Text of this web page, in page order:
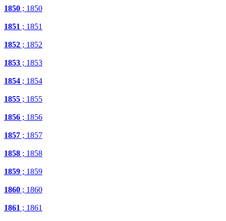
1850 ; 1850
1851 ; 1851
1852 ; 1852
1853 ; 1853
1854 ; 1854
1855 ; 1855
1856 ; 1856
1857 ; 1857
1858 ; 1858
1859 ; 1859
1860 ; 1860
1861 ; 1861